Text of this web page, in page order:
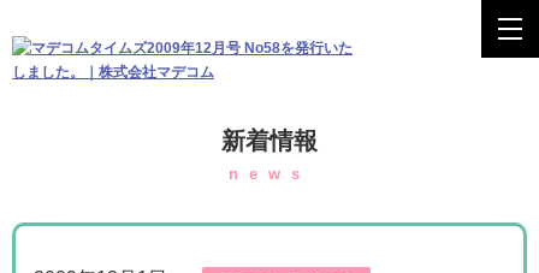
新着情報
news